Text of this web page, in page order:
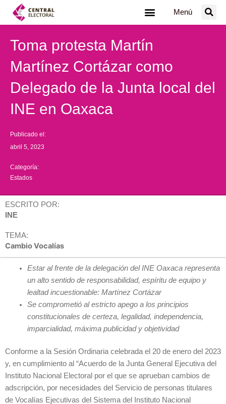
Menú
Toma protesta Martín
Martínez Cortázar como
Delegado de la Junta local del
INE en Oaxaca
Publicado el:
abril 5, 2023
Categoría:
Estados
ESCRITO POR:
INE
TEMA:
Cambio Vocalías
Estar al frente de la delegación del INE Oaxaca representa
un alto sentido de responsabilidad, espíritu de equipo y
lealtad incuestionable: Martínez Cortázar
Se comprometió al estricto apego a los principios
constitucionales de certeza, legalidad, independencia,
imparcialidad, máxima publicidad y objetividad
Conforme a la Sesión Ordinaria celebrada el 20 de enero del 2023
y, en cumplimiento al “Acuerdo de la Junta General Ejecutiva del
Instituto Nacional Electoral por el que se aprueban cambios de
adscripción, por necesidades del Servicio de personas titulares
de Vocalías Ejecutivas del Sistema del Instituto Nacional